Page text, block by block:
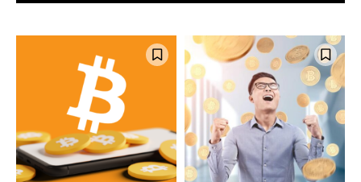
SUBSCRIBE
Tôi đã đọc và chấp nhận với Privacy Policy
Theo Dõi Chúng Tôi